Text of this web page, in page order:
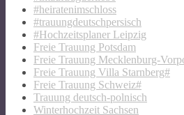
#heiratenimschloss
#trauungdeutschpersisch
#Hochzeitsplaner Leipzig
Freie Trauung Potsdam
Freie Trauung Mecklenburg-
Freie Trauung Villa Starnberg#
Freie Trauung Schweiz#
Trauung deutsch-polnisch
Winterhochzeit Sachsen